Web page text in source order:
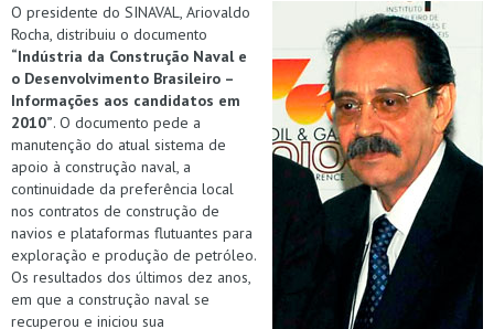
O presidente do SINAVAL, Ariovaldo
Rocha, distribuiu o documento
“Indústria da Construção Naval e
o Desenvolvimento Brasileiro –
Informações aos candidatos em
2010”. O documento pede a
manutenção do atual sistema de
apoio à construção naval, a
continuidade da preferência local
nos contratos de construção de
navios e plataformas flutuantes para
exploração e produção de petróleo.
Os resultados dos últimos dez anos,
em que a construção naval se
recuperou e iniciou sua